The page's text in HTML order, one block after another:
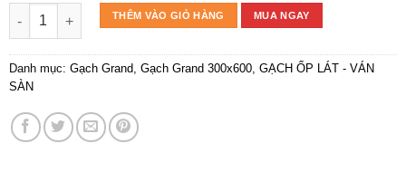
Gạch ốp lát Grand GB3624 A1 số lượng
THÊM VÀO GIỎ HÀNG MUA NGAY
Danh mục: Gạch Grand, Gạch Grand 300x600, GẠCH ỐP LÁT - VÁN
SÀN